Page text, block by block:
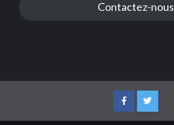
Contactez-nous
FacebookTwitter